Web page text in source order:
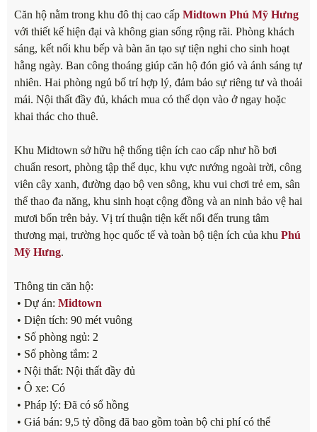
Căn hộ nằm trong khu đô thị cao cấp Midtown Phú Mỹ Hưng
với thiết kế hiện đại và không gian sống rộng rãi. Phòng khách
sáng, kết nối khu bếp và bàn ăn tạo sự tiện nghi cho sinh hoạt
hằng ngày. Ban công thoáng giúp căn hộ đón gió và ánh sáng tự
nhiên. Hai phòng ngủ bố trí hợp lý, đảm bảo sự riêng tư và thoải
mái. Nội thất đầy đủ, khách mua có thể dọn vào ở ngay hoặc
khai thác cho thuê.
Khu Midtown sở hữu hệ thống tiện ích cao cấp như hồ bơi
chuẩn resort, phòng tập thể dục, khu vực nướng ngoài trời, công
viên cây xanh, đường dạo bộ ven sông, khu vui chơi trẻ em, sân
thể thao đa năng, khu sinh hoạt cộng đồng và an ninh bảo vệ hai
mươi bốn trên bảy. Vị trí thuận tiện kết nối đến trung tâm
thương mại, trường học quốc tế và toàn bộ tiện ích của khu Phú
Mỹ Hưng.
Thông tin căn hộ:
• Dự án: Midtown
• Diện tích: 90 mét vuông
• Số phòng ngủ: 2
• Số phòng tắm: 2
• Nội thất: Nội thất đầy đủ
• Ô xe: Có
• Pháp lý: Đã có sổ hồng
• Giá bán: 9,5 tỷ đồng đã bao gồm toàn bộ chi phí có thể